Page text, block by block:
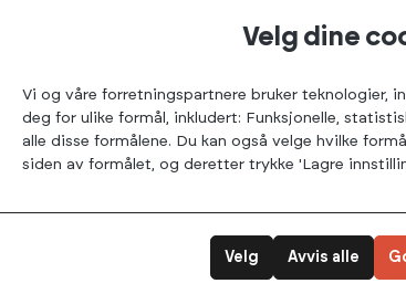
våre styrkepakker:
og noe støydempende effekt men ikke de
for sammenkoblinger, veldig egnet om
og finnere topp flate for enklere rengjøring.
mest støydempende effekt.
vertikalt kabeltrekk i tillegg til justerbar kabeltrekk
for deg som ønsker et alt-i-ett rack.
stål, som resulterer i et utrolig stabilt og solid
med UHMW beskyttelse som tåler juling er du
designet for å ta godt vare på vektstangen din slik
Velg dine
Vi og våre forretningspartnere bruker teknologier,
deg for ulike formål, inkludert: Funksjonelle,
alle disse formålene. Du kan også velge hvilke
siden av formålet, og deretter trykke 'Lagre
Avvis alle
Velg